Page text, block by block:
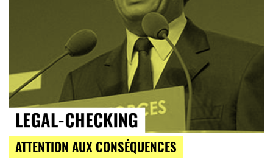
ATTENTION AUX CONSÉQUENCES